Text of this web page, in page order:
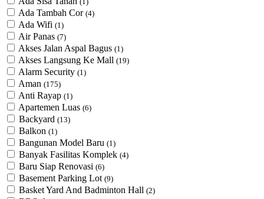
Ada Tambah Cor (4)
Ada Wifi (1)
Air Panas (7)
Akses Jalan Aspal Bagus (1)
Akses Langsung Ke Mall (19)
Alarm Security (1)
Aman (175)
Anti Rayap (1)
Apartemen Luas (6)
Backyard (13)
Balkon (1)
Bangunan Model Baru (1)
Banyak Fasilitas Komplek (4)
Baru Siap Renovasi (6)
Basement Parking Lot (9)
Basket Yard And Badminton Hall (2)